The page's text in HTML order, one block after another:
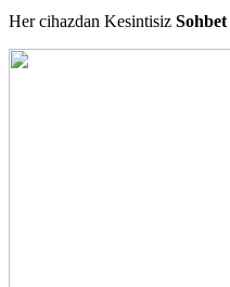
Her cihazdan Kesintisiz Sohbet